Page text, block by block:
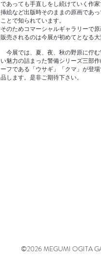
であっても手直しをし続けていく作家
挿絵など出版時そのままの原画であ
ことで知られています。
そのためコマーシャルギャラリーで
販売されるのは今展が初めてとなる大
今展では、夏、夜、秋の野原に佇
い魅力の詰まった警備シリーズ三部
ーフである「ウサギ」「クマ」が登
品します。是非ご期待下さい。
©2026 MEGUMI OGITA